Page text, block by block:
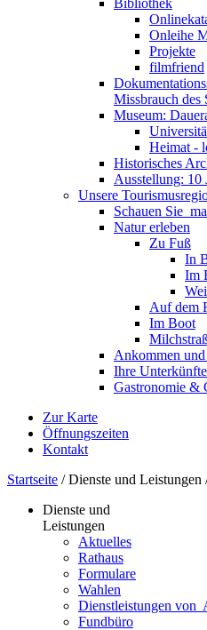
Onleihe
Projekte
filmfriend
Missbrauch des
Museum:
Heimat -
Historisches
Ausstellung: 10
Unsere
Schauen Sie
Natur erleben
Zu Fuß
In
Im
Auf dem
Im Boot
Ankommen und
Ihre Unterkünfte
Gastronomie &
Zur Karte
Öffnungszeiten
Kontakt
Startseite /Dienste und Leistungen
Dienste und
Leistungen
Aktuelles
Rathaus
Formulare
Wahlen
Dienst­leistungen ­von
Fundbüro